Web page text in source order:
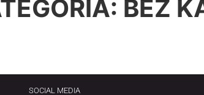
BEZ
SOCIAL MEDIA